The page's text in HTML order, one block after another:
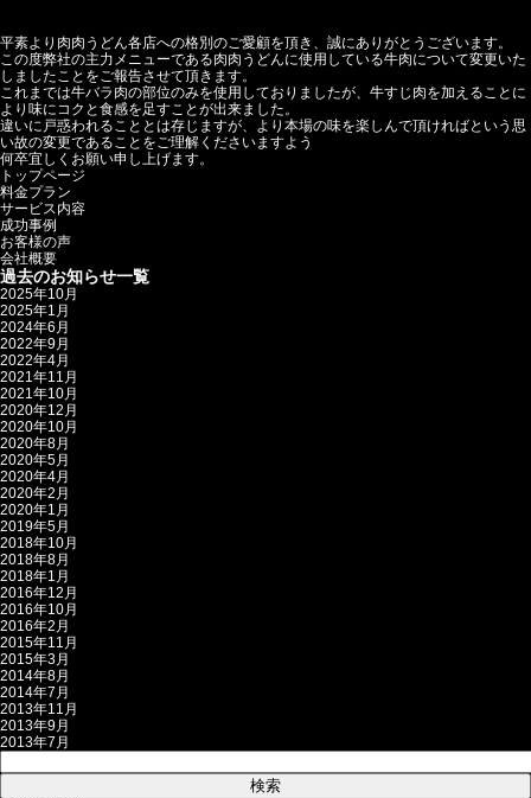
平素より肉肉うどん各店への格別のご愛顧を頂き、誠にありがとうございます。
この度弊社の主力メニューである肉肉うどんに使用している牛肉について変更いた
しましたことをご報告させて頂きます。
これまでは牛バラ肉の部位のみを使用しておりましたが、牛すじ肉を加えることに
より味にコクと食感を足すことが出来ました。
違いに戸惑われることとは存じますが、より本場の味を楽しんで頂ければという思
い故の変更であることをご理解くださいますよう
何卒宜しくお願い申し上げます。
トップページ
料金プラン
サービス内容
成功事例
お客様の声
会社概要
過去のお知らせ一覧
2025年10月
2025年1月
2024年6月
2022年9月
2022年4月
2021年11月
2021年10月
2020年12月
2020年10月
2020年8月
2020年5月
2020年4月
2020年2月
2020年1月
2019年5月
2018年10月
2018年8月
2018年1月
2016年12月
2016年10月
2016年2月
2015年11月
2015年3月
2014年8月
2014年7月
2013年11月
2013年9月
2013年7月
索: